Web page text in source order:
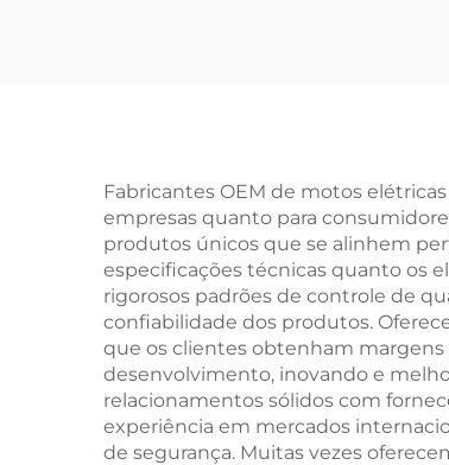
Fabricantes OEM de motos
empresas quanto para
produtos únicos que se alinhem
especificações técnicas quanto os
rigorosos padrões de controle de
confiabilidade dos produtos.
que os clientes obtenham margens
desenvolvimento, inovando e
relacionamentos sólidos com
experiência em mercados
de segurança. Muitas vezes